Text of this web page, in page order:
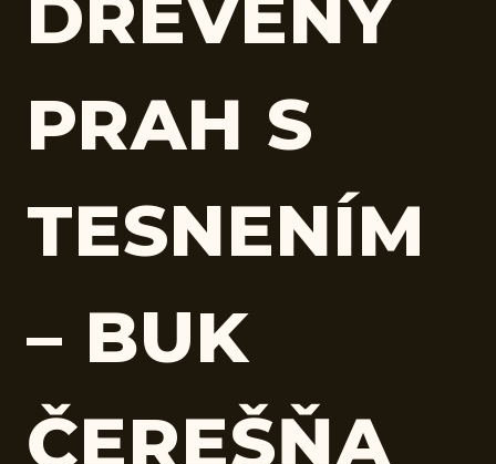
DREVENÝ
PRAH S
TESNENÍM
– BUK
ČEREŠŇA